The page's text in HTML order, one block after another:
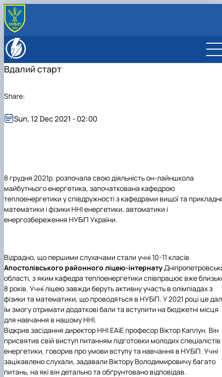
Вдалий старт
8 грудня 2021р. розпочала свою діяльністьон-лайншкола
майбутнього енергетика, започаткована кафедрою
теплоенергетики у співдружності з кафедрами вищої та
математики і фізики ННІ енергетики, автоматики і
енергозбереження НУБіП України.
Відрадно, що першими слухачами стали учні 10-11 класів
Апостолівського районного ліцею-інтернату
області, з яким кафедра теплоенергетики співпрацює вже
8 років. Учні ліцею завжди беруть активну участь в олімпіадах з
фізики та математики, що проводяться в НУБіП. У 2021 році це
їм змогу отримати додаткові бали та вступити на бюджетні місця
для навчання в нашому ННІ.
Відкрив засідання директор ННІ ЕАіЕ професор Віктор Каплун. Він
присвятив свій виступ питанням підготовки молодих спеціалістів
енергетики, говорив проумови вступу та навчання в НУБіП. Учні
зацікавлено слухали, задавали Віктору Володимировичу багато
питань, на які він детально та обґрунтовано відповідав.
Sun, 12 Dec 2021 - 02:00
Share: